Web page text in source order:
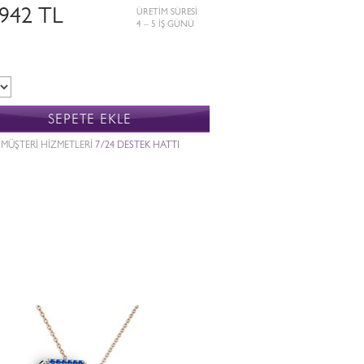
TL
ÜRETİM SÜRESİ
4 – 5 İŞ GÜNÜ
SEPETE EKLE
MÜŞTERİ HİZMETLERİ 7/24 DESTEK HATTI